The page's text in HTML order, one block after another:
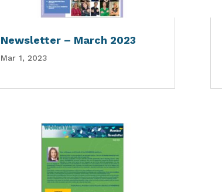
Newsletter – March 2023
Mar 1, 2023